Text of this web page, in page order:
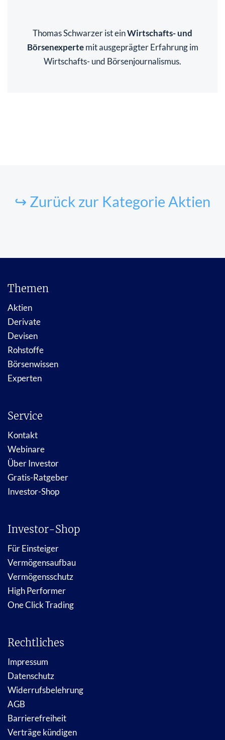
Thomas Schwarzer ist einWirtschafts- und
Börsenexpertemit ausgeprägter Erfahrung im
Wirtschafts- und Börsenjournalismus.
↪ Zurück zur Kategorie Aktien
Themen
Aktien
Derivate
Devisen
Rohstoffe
Börsenwissen
Experten
Service
Kontakt
Webinare
Über Investor
Gratis-Ratgeber
Investor-Shop
Investor-Shop
Für Einsteiger
Vermögensaufbau
Vermögensschutz
High Performer
One Click Trading
Rechtliches
Impressum
Datenschutz
Widerrufsbelehrung
AGB
Barrierefreiheit
Verträge kündigen